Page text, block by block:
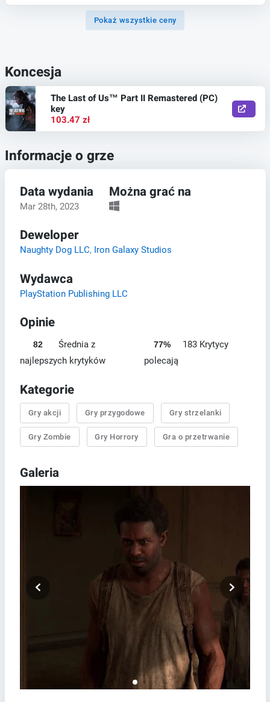
Pokaż wszystkie ceny
Koncesja
The Last of Us™ Part II Remastered (PC)
key
103.47 zł
Informacje o grze
Data wydania
Mar 28th, 2023
Można grać na
Deweloper
Naughty Dog LLC, Iron Galaxy Studios
Wydawca
PlayStation Publishing LLC
Opinie
82
Średnia z
najlepszych krytyków
77%
183 Krytycy
polecają
Kategorie
Gry akcji Gry przygodowe Gry strzelanki
Gry Zombie Gry Horrory Gra o przetrwanie
Galeria